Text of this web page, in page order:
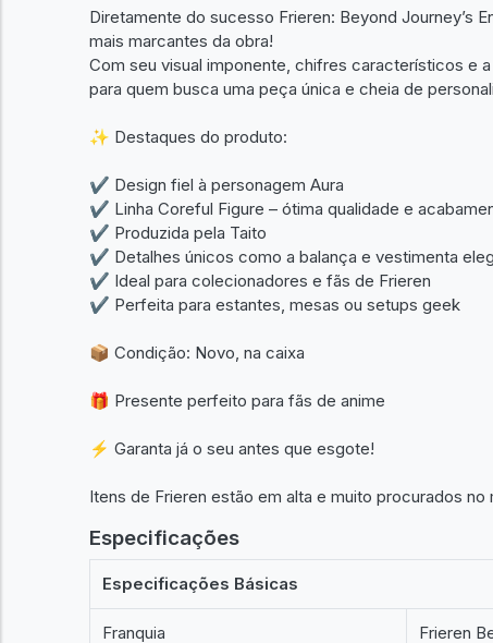
Diretamente do sucesso Frieren: Beyond Journey’s
mais marcantes da obra!
Com seu visual imponente, chifres característicos e
para quem busca uma peça única e cheia de
✨ Destaques do produto:
✔ Design fiel à personagem Aura
✔ Linha Coreful Figure – ótima qualidade e
✔ Produzida pela Taito
✔ Detalhes únicos como a balança e vestimenta
✔ Ideal para colecionadores e fãs de Frieren
✔ Perfeita para estantes, mesas ou setups geek
📦 Condição: Novo, na caixa
🎁 Presente perfeito para fãs de anime
⚡ Garanta já o seu antes que esgote!
Itens de Frieren estão em alta e muito procurados no
Especificações
Especificações Básicas
Franquia Frieren